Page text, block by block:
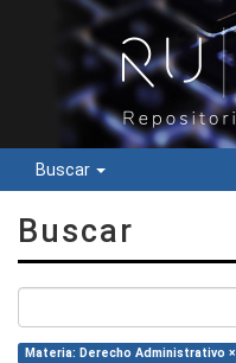
Buscar
Buscar
Materia: Derecho Administrativo ×